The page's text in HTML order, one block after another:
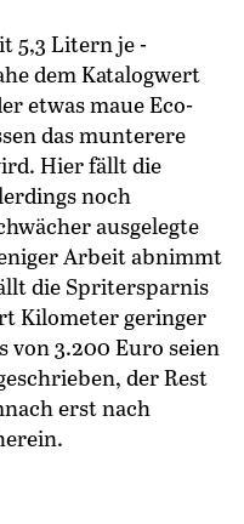
5,3 Litern je
dem Katalogwert
etwas maue Eco-
das munterere
Hier fällt die
noch
ausgelegte
Arbeit abnimmt
die Spritersparnis
Kilometer geringer
von 3.200 Euro seien
der Rest
erst nach